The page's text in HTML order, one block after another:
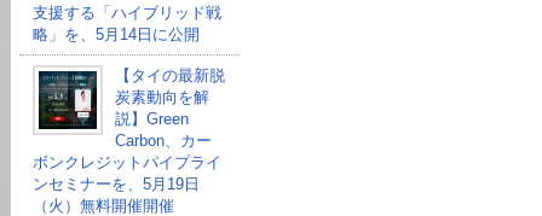
支援する「ハイブリッド戦
略」を、5月14日に公開
【タイの最新脱
炭素動向を解
説】Green
Carbon、カー
ボンクレジットパイプライ
ンセミナーを、5月19日
（火）無料開催開催